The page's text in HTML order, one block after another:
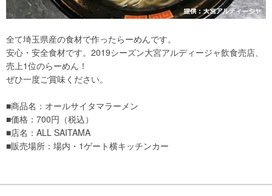
全て埼玉県産の食材で作ったらーめんです。
安心・安全食材です。2019シーズン大宮アルディージャ飲食売店、
売上1位のらーめん！
ぜひ一度ご賞味ください。
■商品名：オールサイタマラーメン
■価格：700円（税込）
■店名：ALL SAITAMA
■販売場所：場内・1ゲート横キッチンカー